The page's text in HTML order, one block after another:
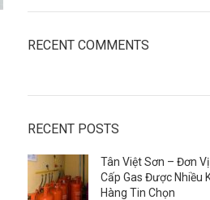
RECENT COMMENTS
RECENT POSTS
Tân Việt Sơn – Đơn
Cấp Gas Được Nhiều
Hàng Tin Chọn